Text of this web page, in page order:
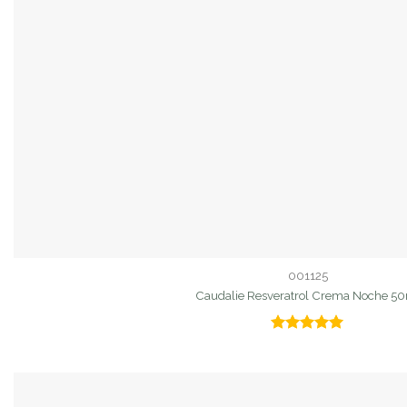
001125
Caudalie Resveratrol Crema Noche